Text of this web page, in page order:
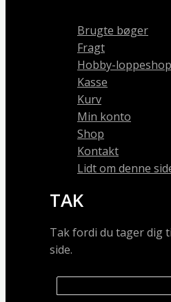
Brugte bøger
Fragt
Hobby-
Kasse
Kurv
Min konto
Shop
Kontakt
Lidt om denne
TAK
Tak fordi du tager dig
side.